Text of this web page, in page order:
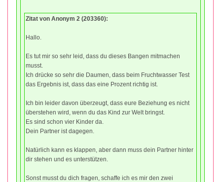
Zitat von Anonym 2 (203360):
Hallo.
Es tut mir so sehr leid, dass du dieses Bangen mitmachen
musst.
Ich drücke so sehr die Daumen, dass beim Fruchtwasser Test
das Ergebnis ist, dass das eine Prozent richtig ist.
Ich bin leider davon überzeugt, dass eure Beziehung es nicht
überstehen wird, wenn du das Kind zur Welt bringst.
Es sind schon vier Kinder da.
Dein Partner ist dagegen.
Natürlich kann es klappen, aber dann muss dein Partner hinter
dir stehen und es unterstützen.
Sonst musst du dich fragen, schaffe ich es mir den zwei